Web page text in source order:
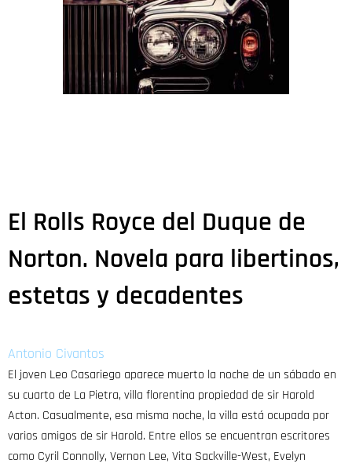
El Rolls Royce del Duque de
Norton. Novela para libertinos,
estetas y decadentes
Antonio Civantos
El joven Leo Casariego aparece muerto la noche de un sábado en
su cuarto de La Pietra, villa florentina propiedad de sir Harold
Acton. Casualmente, esa misma noche, la villa está ocupada por
varios amigos de sir Harold. Entre ellos se encuentran escritores
como Cyril Connolly, Vernon Lee, Vita Sackville-West, Evelyn